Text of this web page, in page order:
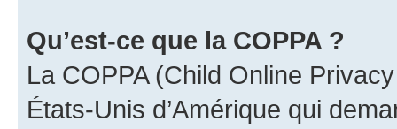
Qu’est-ce que la COPPA ?
La COPPA (Child Online
États-Unis d’Amérique qui